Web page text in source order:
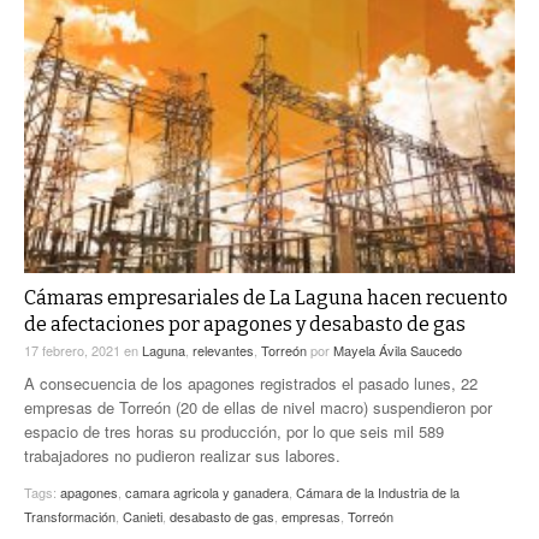
Cámaras empresariales de La Laguna hacen recuento
de afectaciones por apagones y desabasto de gas
17 febrero, 2021 en Laguna relevantes TorreónporMayela Ávila Saucedo
A consecuencia de los apagones registrados el pasado lunes, 22
empresas de Torreón (20 de ellas de nivel macro) suspendieron por
espacio de tres horas su producción, por lo que seis mil 589
trabajadores no pudieron realizar sus labores.
Tags: apagones camara agricola y ganadera Cámara de la Industria de la
Transformación Canieti desabasto de gas empresas Torreón